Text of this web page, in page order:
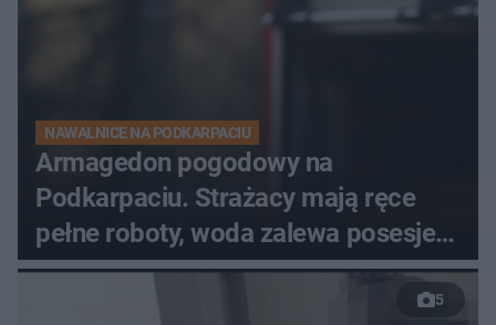
NAWAŁNICE NA PODKARPACIU
Armagedon pogodowy na
Podkarpaciu. Strażacy mają ręce
pełne roboty, woda zalewa posesje i
budynki
5